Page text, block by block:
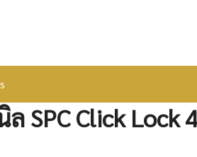
ล SPC Click Lock